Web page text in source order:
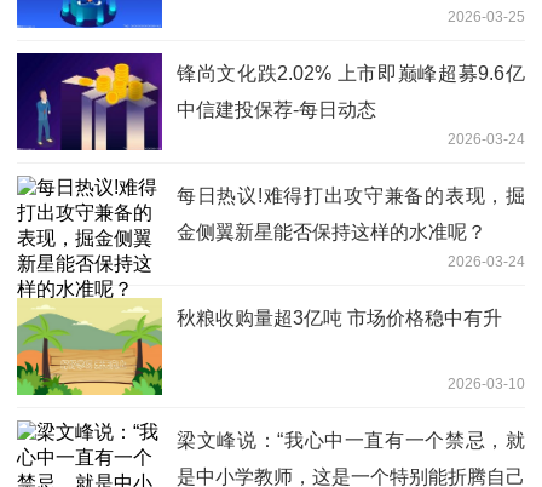
2026-03-25
锋尚文化跌2.02% 上市即巅峰超募9.6亿
中信建投保荐-每日动态
2026-03-24
每日热议!难得打出攻守兼备的表现，掘
金侧翼新星能否保持这样的水准呢？
2026-03-24
秋粮收购量超3亿吨 市场价格稳中有升
2026-03-10
梁文峰说：“我心中一直有一个禁忌，就
是中小学教师，这是一个特别能折腾自己